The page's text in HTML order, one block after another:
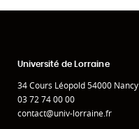
Université de Lorraine
34 Cours Léopold 54000 Nancy
03 72 74 00 00
contact@univ-lorraine.fr